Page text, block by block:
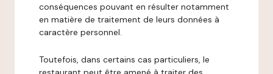
conséquences pouvant en résulter notamment
en matière de traitement de leurs données à
caractère personnel.
Toutefois, dans certains cas particuliers, le